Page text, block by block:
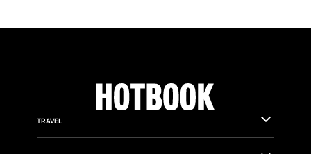
TRAVEL